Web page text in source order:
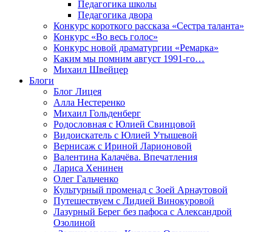
Педагогика школы
Педагогика двора
Конкурс короткого рассказа «Сестра таланта»
Конкурс «Во весь голос»
Конкурс новой драматургии «Ремарка»
Каким мы помним август 1991-го…
Михаил Швейцер
Блоги
Блог Лицея
Алла Нестеренко
Михаил Гольденберг
Родословная с Юлией Свинцовой
Видоискатель с Юлией Утышевой
Вернисаж с Ириной Ларионовой
Валентина Калачёва. Впечатления
Лариса Хенинен
Олег Гальченко
Культурный променад с Зоей Арнаутовой
Путешествуем с Лидией Винокуровой
Лазурный Берег без пафоса с Александрой
Озолиной